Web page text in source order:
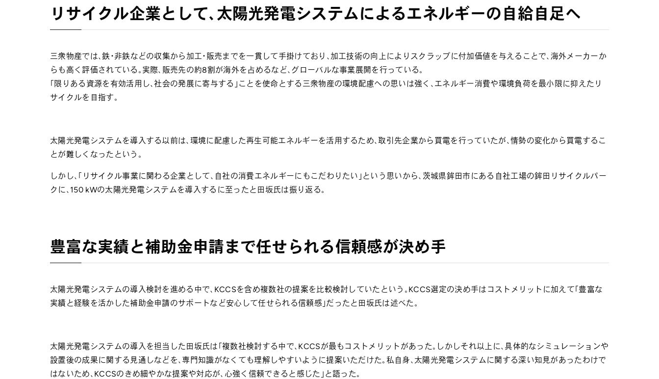
リサイクル企業として、太陽光発電システムによるエネルギーの自給自足へ
三衆物産では、鉄・非鉄などの収集から加工・販売までを一貫して手掛けており、加工技術の向上によりスクラップに付加価値を与えることで、海外メーカーか
らも高く評価されている。実際、販売先の約8割が海外を占めるなど、グローバルな事業展開を行っている。
「限りある資源を有効活用し、社会の発展に寄与する」ことを使命とする三衆物産の環境配慮への思いは強く、エネルギー消費や環境負荷を最小限に抑えたリ
サイクルを目指す。
太陽光発電システムを導入する以前は、環境に配慮した再生可能エネルギーを活用するため、取引先企業から買電を行っていたが、情勢の変化から買電するこ
とが難しくなったという。
しかし、「リサイクル事業に関わる企業として、自社の消費エネルギーにもこだわりたい」という思いから、茨城県鉾田市にある自社工場の鉾田リサイクルパー
クに、150 kWの太陽光発電システムを導入するに至ったと田坂氏は振り返る。
豊富な実績と補助金申請まで任せられる信頼感が決め手
太陽光発電システムの導入検討を進める中で、KCCSを含め複数社の提案を比較検討していたという。KCCS選定の決め手はコストメリットに加えて「豊富な
実績と経験を活かした補助金申請のサポートなど安心して任せられる信頼感」だったと田坂氏は述べた。
太陽光発電システムの導入を担当した田坂氏は「複数社検討する中で、KCCSが最もコストメリットがあった。しかしそれ以上に、具体的なシミュレーションや
設置後の成果に関する見通しなどを、専門知識がなくても理解しやすいように提案いただけた。私自身、太陽光発電システムに関する深い知見があったわけで
はないため、KCCSのきめ細やかな提案や対応が、心強く信頼できると感じた」と語った。